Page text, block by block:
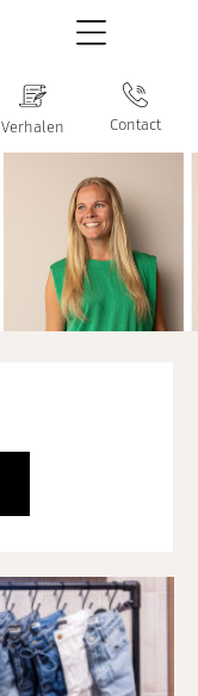
Verhalen Contact